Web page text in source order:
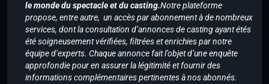
le monde du spectacle et du casting.Notre plateforme
propose, entre autre, un accès par abonnement à de nombreux
services, dont la consultation d’annonces de casting ayant étés
été soigneusement vérifiées, filtrées et enrichies par notre
équipe d’experts. Chaque annonce fait l’objet d’une enquête
approfondie pour en assurer la légitimité et fournir des
informations complémentaires pertinentes à nos abonnés.